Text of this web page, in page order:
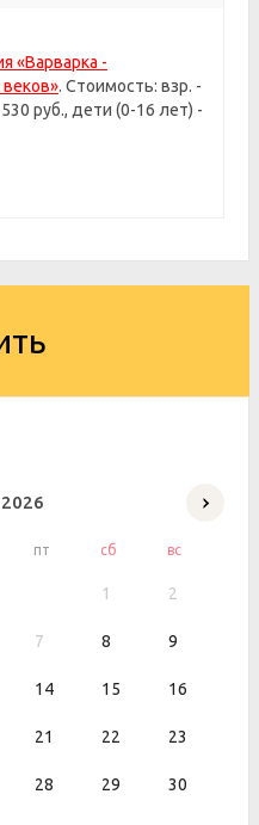
«Варварка -
. Стоимость: взр. -
руб., дети (0-16 лет) -
2026
пт сб вс
1 2
7 8 9
14 15 16
21 22 23
28 29 30